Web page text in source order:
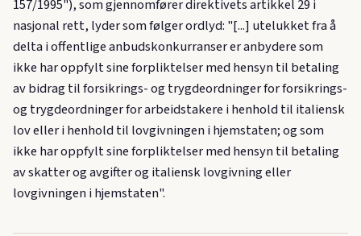
157/1995"), som gjennomfører direktivets artikkel 29 i
nasjonal rett, lyder som følger ordlyd: "[...] utelukket fra å
delta i offentlige anbudskonkurranser er anbydere som
ikke har oppfylt sine forpliktelser med hensyn til betaling
av bidrag til forsikrings- og trygdeordninger for forsikrings-
og trygdeordninger for arbeidstakere i henhold til italiensk
lov eller i henhold til lovgivningen i hjemstaten; og som
ikke har oppfylt sine forpliktelser med hensyn til betaling
av skatter og avgifter og italiensk lovgivning eller
lovgivningen i hjemstaten".